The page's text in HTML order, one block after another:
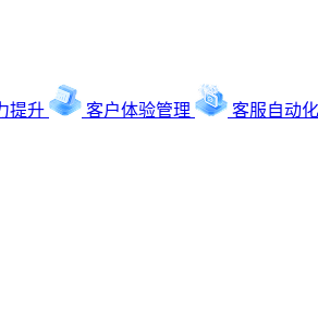
提升 客户体验管理 客服自动